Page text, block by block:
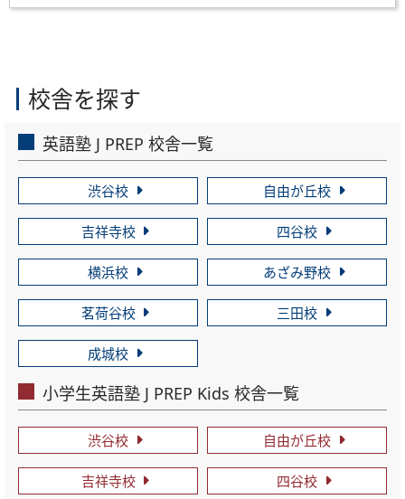
校舎を探す
英語塾 J PREP 校舎一覧
渋谷校 自由が丘校
吉祥寺校 四谷校
横浜校 あざみ野校
茗荷谷校 三田校
成城校
小学生英語塾 J PREP Kids 校舎一覧
渋谷校 自由が丘校
吉祥寺校 四谷校